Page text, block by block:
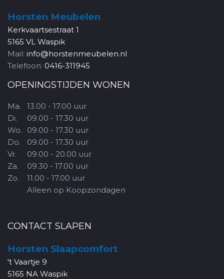
Horsten Meubelen
Kerkvaartsestraat 1
5165 VL Waspik
Mail: info@horstenmeubelen.nl
Telefoon: 0416-311945
OPENINGSTIJDEN WONEN
Ma.
Di.
Wo.
Do.
Vr.
Za.
Zo.
13.00 - 17.00 uur
09.00 - 17.30 uur
09.00 - 17.30 uur
09.00 - 17.30 uur
09.00 - 20.00 uur
09.30 - 17.00 uur
11.00 - 17.00 uur
Alleen op Koopzondagen
CONTACT SLAPEN
Horsten Slaapcomfort
't Vaartje 9
5165 NA Waspik